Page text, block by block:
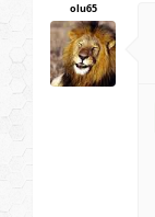
olu65